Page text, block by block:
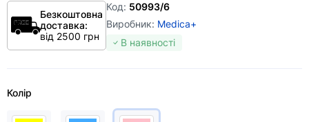
Безкоштовна
доставка:
від 2500 грн
Код: 50993/6
Виробник: Medica+
В наявності
Колір